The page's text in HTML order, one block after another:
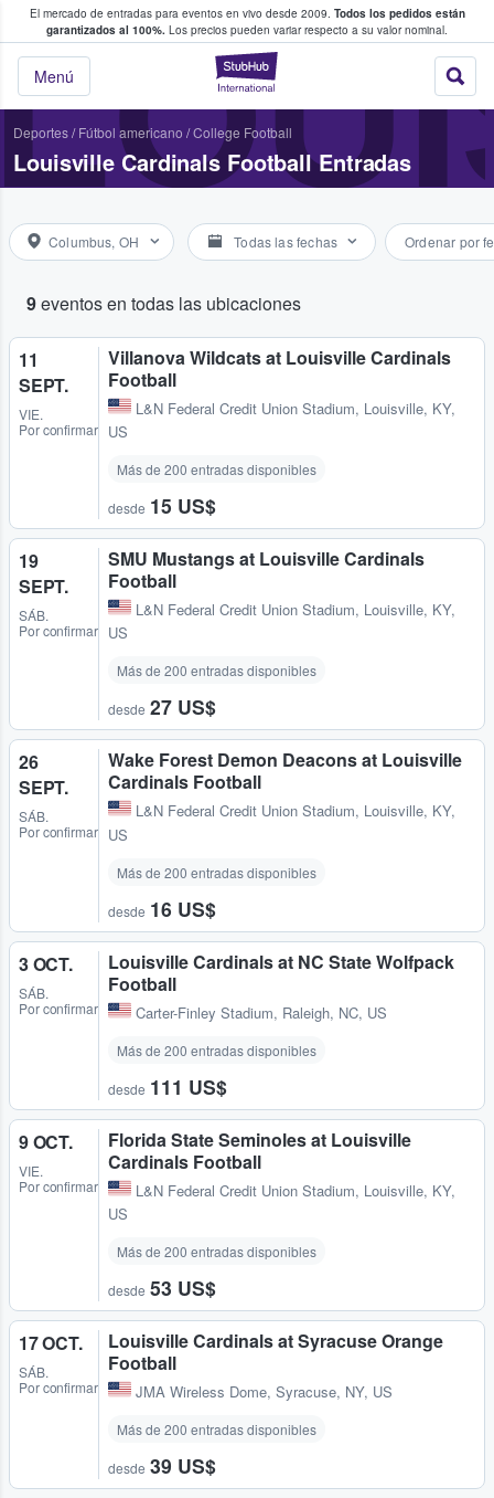
El mercado de entradas para eventos en vivo desde 2009. Todos los pedidos están
garantizados al 100%. Los precios pueden variar respecto a su valor nominal.
StubHub:
Menú
y venta de entradas entre fans
Deportes/ Fútbol americano /College Football
Louisville Cardinals Football Entradas
Columbus, OH Todas las fechas Ordenar por
9eventos en todas las ubicaciones
11
SEPT.
VIE.
Por confirmar
Villanova Wildcats at Louisville Cardinals
Football
L&N Federal Credit Union Stadium, Louisville, KY,
US
Más de 200 entradas disponibles
desde 15 US$
19
SEPT.
SÁB.
Por confirmar
SMU Mustangs at Louisville Cardinals
Football
L&N Federal Credit Union Stadium, Louisville, KY,
US
Más de 200 entradas disponibles
desde 27 US$
26
SEPT.
SÁB.
Por confirmar
Wake Forest Demon Deacons at Louisville
Cardinals Football
L&N Federal Credit Union Stadium, Louisville, KY,
US
Más de 200 entradas disponibles
desde 16 US$
3 OCT.
SÁB.
Por confirmar
Louisville Cardinals at NC State Wolfpack
Football
Carter-Finley Stadium, Raleigh, NC, US
Más de 200 entradas disponibles
desde 111 US$
9 OCT.
VIE.
Por confirmar
Florida State Seminoles at Louisville
Cardinals Football
L&N Federal Credit Union Stadium, Louisville, KY,
US
Más de 200 entradas disponibles
desde 53 US$
17 OCT.
SÁB.
Por confirmar
Louisville Cardinals at Syracuse Orange
Football
JMA Wireless Dome, Syracuse, NY, US
Más de 200 entradas disponibles
desde 39 US$